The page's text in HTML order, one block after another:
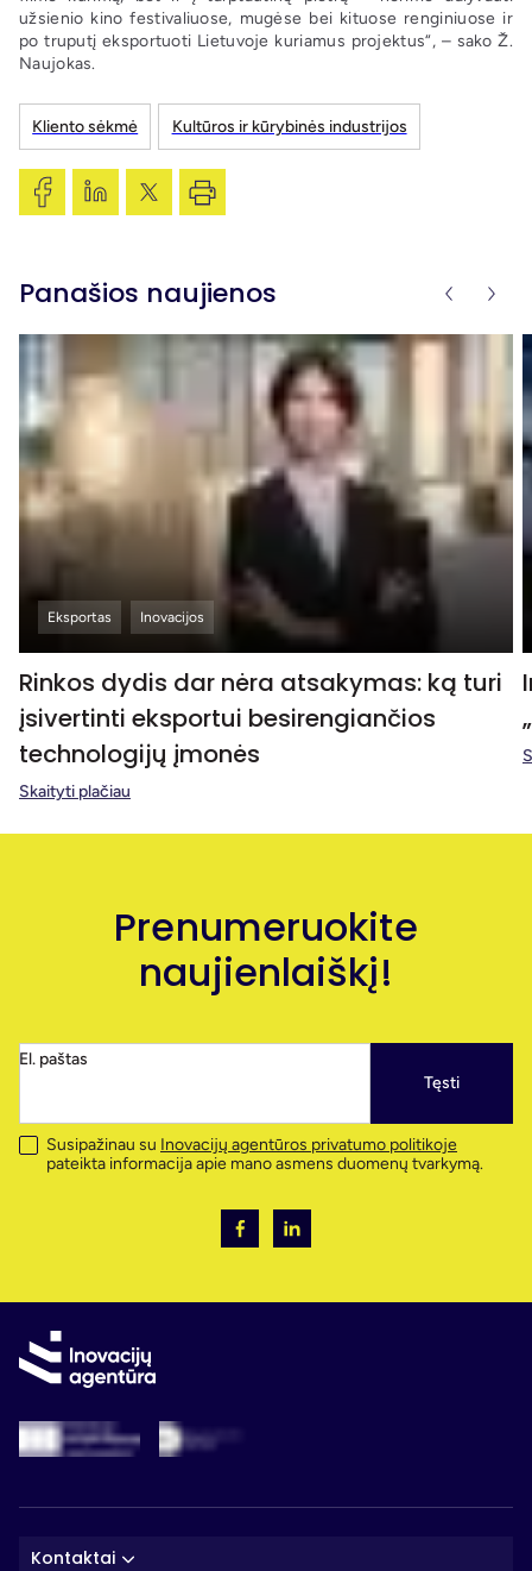
užsienio kino festivaliuose, mugėse bei kituose renginiuose ir
po truputį eksportuoti Lietuvoje kuriamus projektus“, – sako Ž.
Naujokas.
Kliento sėkmė Kultūros ir kūrybinės industrijos
Panašios naujienos
Eksportas Inovacijos
Rinkos dydis dar nėra atsakymas: ką turi
įsivertinti eksportui besirengiančios
technologijų įmonės
Skaityti plačiau
Prenumeruokite
naujienlaiškį!
El. paštas
Tęsti
Susipažinau su Inovacijų agentūros privatumo politikoje
pateikta informacija apie mano asmens duomenų tvarkymą.
Kontaktai